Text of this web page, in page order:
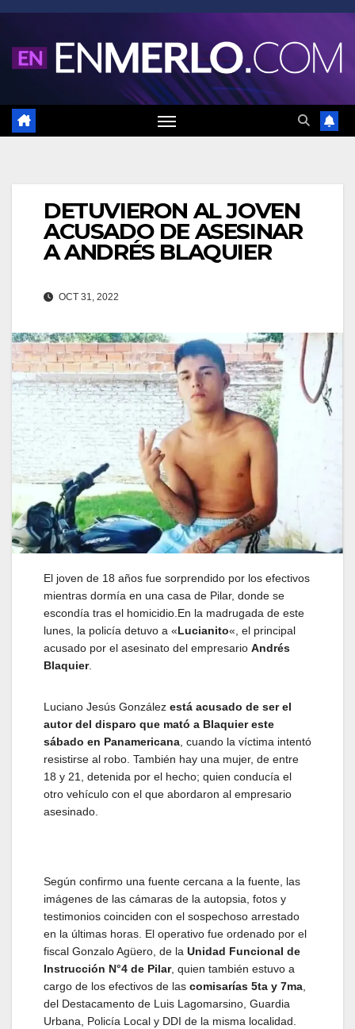
Saltar
contenido
DETUVIERON AL JOVEN
ACUSADO DE ASESINAR
A ANDRÉS BLAQUIER
OCT 31, 2022
El joven de 18 años fue sorprendido por los efectivos
mientras dormía en una casa de Pilar, donde se
escondía tras el homicidio.En la madrugada de este
lunes, la policía detuvo a «Lucianito«, el principal
acusado por el asesinato del empresario Andrés
Blaquier.
Luciano Jesús González está acusado de ser el
autor del disparo que mató a Blaquier este
sábado en Panamericana , cuando la víctima intentó
resistirse al robo. También hay una mujer, de entre
18 y 21, detenida por el hecho; quien conducía el
otro vehículo con el que abordaron al empresario
asesinado.
Según confirmo una fuente cercana a la fuente, las
imágenes de las cámaras de la autopsia, fotos y
testimonios coinciden con el sospechoso arrestado
en la últimas horas. El operativo fue ordenado por el
fiscal Gonzalo Agüero, de la Unidad Funcional de
Instrucción N°4 de Pilar, quien también estuvo a
cargo de los efectivos de las comisarías 5ta y 7ma
del Destacamento de Luis Lagomarsino, Guardia
Urbana, Policía Local y DDI de la misma localidad.